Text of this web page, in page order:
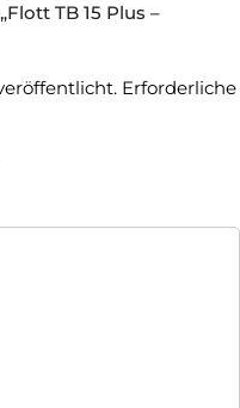
TB 15 Plus –
Erforderliche